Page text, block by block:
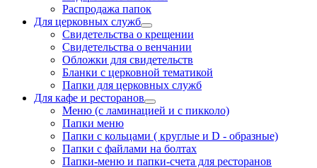
Распродажа папок
Для церковных служб
Свидетельства о крещении
Свидетельства о венчании
Обложки для свидетельств
Бланки с церковной тематикой
Папки для церковных служб
Для кафе и ресторанов
Меню (с ламинацией и с пикколо)
Папки меню
Папки с кольцами ( круглые и D - образные)
Папки с файлами на болтах
Папки-меню и папки-счета для ресторанов